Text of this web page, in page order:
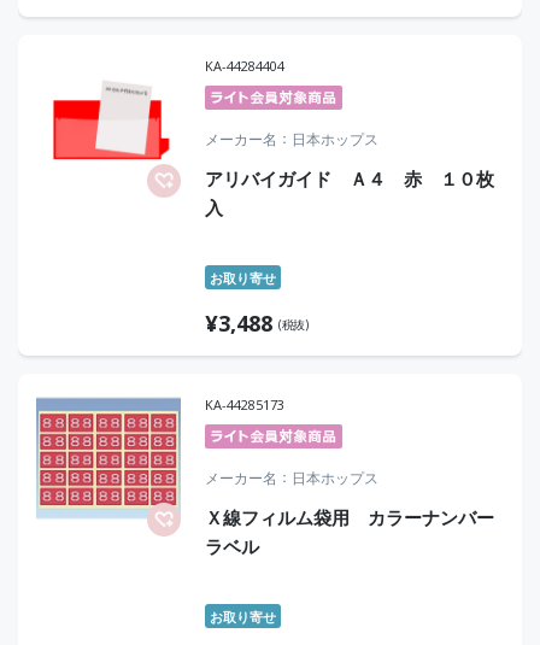
KA-44284404
メーカー名 日本ホップス
アリバイガイド Ａ４ 赤 １０枚
入
お取り寄せ
¥3,488 (税抜)
KA-44285173
メーカー名 日本ホップス
Ｘ線フィルム袋用 カラーナンバー
ラベル
お取り寄せ